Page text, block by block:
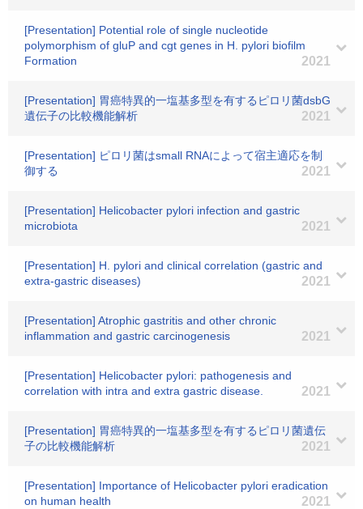
[Presentation] Potential role of single nucleotide
polymorphism of gluP and cgt genes in H. pylori biofilm
Formation
2021
[Presentation] 胃癌特異的一塩基多型を有するピロリ菌dsbG
遺伝子の比較機能解析
2021
[Presentation] ピロリ菌はsmall RNAによって宿主適応を制
御する
2021
[Presentation] Helicobacter pylori infection and gastric
microbiota
2021
[Presentation] H. pylori and clinical correlation (gastric and
extra-gastric diseases)
2021
[Presentation] Atrophic gastritis and other chronic
inflammation and gastric carcinogenesis
2021
[Presentation] Helicobacter pylori: pathogenesis and
correlation with intra and extra gastric disease.
2021
[Presentation] 胃癌特異的一塩基多型を有するピロリ菌遺伝
子の比較機能解析
2021
[Presentation] Importance of Helicobacter pylori eradication
on human health
2021